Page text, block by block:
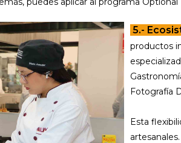
5.-
productos
Fotografía
Esta
artesanales.